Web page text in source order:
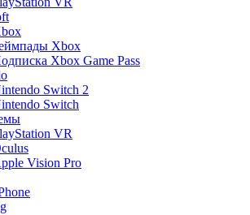
Xbox
Xbox Game Pass
Switch 2
Switch
VR
Vision Pro